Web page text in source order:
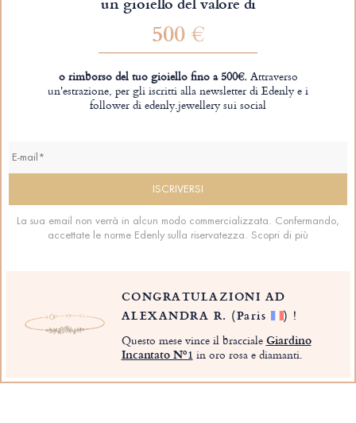
500 €
o rimborso del tuo gioiello fino a 500€.Attraverso
un'estrazione, per gli iscritti alla newsletter di Edenly e i
follower di edenly.jewellery sui social
La sua email non verrà in alcun modo commercializzata. Confermando,
accettate le norme Edenly sulla riservatezza. Scopri di più
CONGRATULAZIONI AD
ALEXANDRA R. (Paris ) !
Questo mese vince il braccialeGiardino
Incantato Nº1 in oro rosa e diamanti.